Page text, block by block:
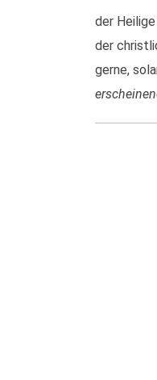
der
der
gerne,